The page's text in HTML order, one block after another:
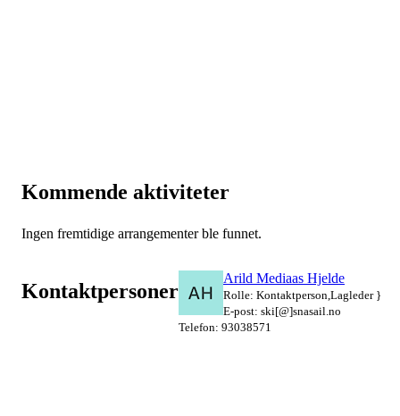
Kommende aktiviteter
Ingen fremtidige arrangementer ble funnet.
Kontaktpersoner
Arild Mediaas Hjelde
Rolle: Kontaktperson,Lagleder }
E-post: ski[@]snasail.no
Telefon: 93038571